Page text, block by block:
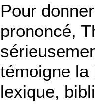
Pour
prononcé,
témoigne la
lexique,